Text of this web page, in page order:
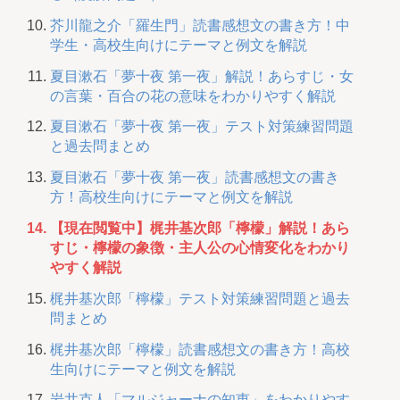
芥川龍之介「羅生門」読書感想文の書き方！中
学生・高校生向けにテーマと例文を解説
夏目漱石「夢十夜 第一夜」解説！あらすじ・女
の言葉・百合の花の意味をわかりやすく解説
夏目漱石「夢十夜 第一夜」テスト対策練習問題
と過去問まとめ
夏目漱石「夢十夜 第一夜」読書感想文の書き
方！高校生向けにテーマと例文を解説
【現在閲覧中】梶井基次郎「檸檬」解説！あら
すじ・檸檬の象徴・主人公の心情変化をわかり
やすく解説
梶井基次郎「檸檬」テスト対策練習問題と過去
問まとめ
梶井基次郎「檸檬」読書感想文の書き方！高校
生向けにテーマと例文を解説